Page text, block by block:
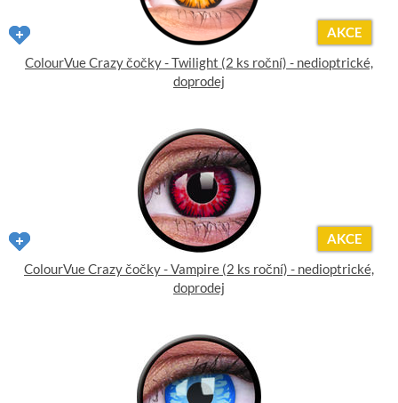
AKCE
ColourVue Crazy čočky - Twilight (2 ks roční) - nedioptrické,
doprodej
AKCE
ColourVue Crazy čočky - Vampire (2 ks roční) - nedioptrické,
doprodej